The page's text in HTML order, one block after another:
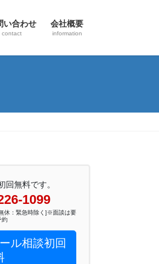
い合わせ
contact
会社概要
information
回無料です。
1099
休：緊急時除く]※面談は要
約
ル相談初回